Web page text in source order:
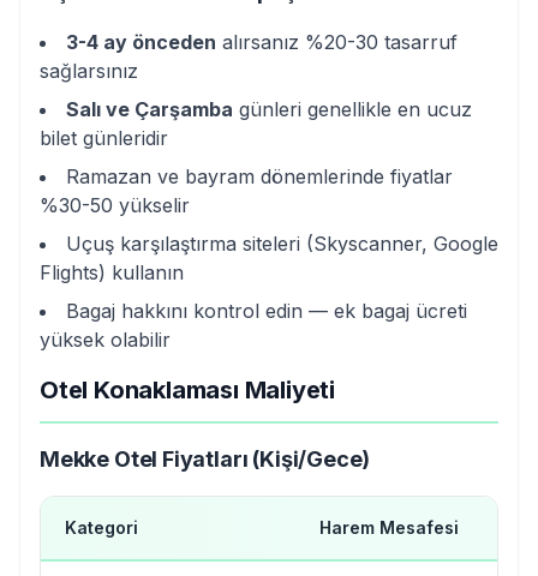
3-4 ay önceden alırsanız %20-30 tasarruf
sağlarsınız
Salı ve Çarşamba günleri genellikle en ucuz
bilet günleridir
Ramazan ve bayram dönemlerinde fiyatlar
%30-50 yükselir
Uçuş karşılaştırma siteleri (Skyscanner, Google
Flights) kullanın
Bagaj hakkını kontrol edin — ek bagaj ücreti
yüksek olabilir
Otel Konaklaması Maliyeti
Mekke Otel Fiyatları (Kişi/Gece)
Kategori Harem Mesafesi